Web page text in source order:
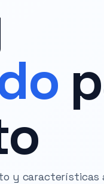
y características